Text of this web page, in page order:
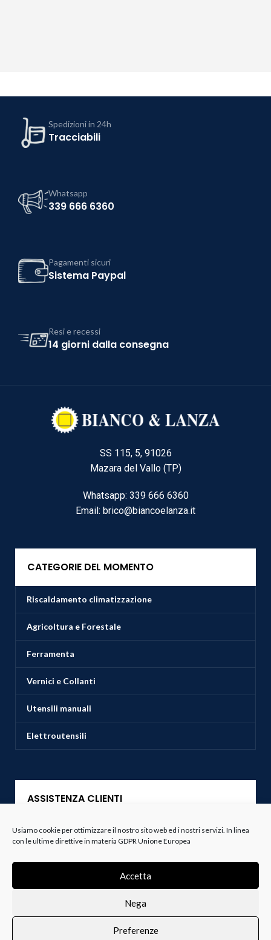
Usiamo cookie per ottimizzare il nostro sito web ed i nostri servizi. In linea
con le ultime direttive in materia GDPR Unione Europea
Accetta
Nega
Preferenze
Spedizioni in 24h
Tracciabili
Whatsapp
339 666 6360
Pagamenti sicuri
Sistema Paypal
Resi e recessi
14 giorni dalla consegna
SS 115, 5, 91026
Mazara del Vallo (TP)
Whatsapp: 339 666 6360
Email: brico@biancoelanza.it
CATEGORIE DEL MOMENTO
Riscaldamento climatizzazione
Agricoltura e Forestale
Ferramenta
Vernici e Collanti
Utensili manuali
Elettroutensili
ASSISTENZA CLIENTI
Servizio Clienti